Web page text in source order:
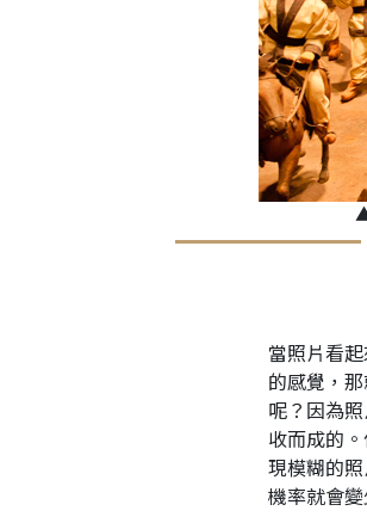
當照片看
的感覺，
呢？因為
收而成的
現模糊的
機率就會